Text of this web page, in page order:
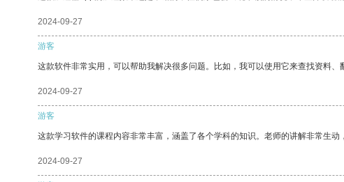
2024-09-27
游客
这款软件非常实用，可以帮助我解决很多问题。比如，我可以使用它来查找资料、
2024-09-27
游客
这款学习软件的课程内容非常丰富，涵盖了各个学科的知识。老师的讲解非常生动
2024-09-27